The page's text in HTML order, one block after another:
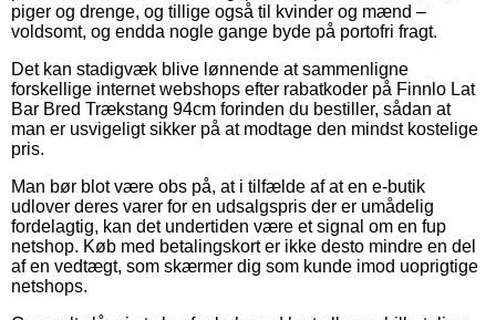
piger og drenge, og tillige også til kvinder og mænd –
voldsomt, og endda nogle gange byde på portofri fragt.
Det kan stadigvæk blive lønnende at sammenligne
forskellige internet webshops efter rabatkoder på Finnlo Lat
Bar Bred Trækstang 94cm forinden du bestiller, sådan at
man er usvigeligt sikker på at modtage den mindst kostelige
pris.
Man bør blot være obs på, at i tilfælde af at en e-butik
udlover deres varer for en udsalgspris der er umådelig
fordelagtig, kan det undertiden være et signal om en fup
netshop. Køb med betalingskort er ikke desto mindre en del
af en vedtægt, som skærmer dig som kunde imod uoprigtige
netshops.